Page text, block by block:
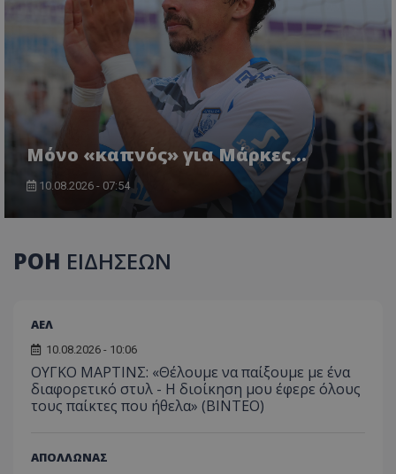
Μόνο «καπνός» για Μάρκες…
10.08.2026 - 07:54
ΡΟΗ ΕΙΔΗΣΕΩΝ
ΑΕΛ
10.08.2026 - 10:06
ΟΥΓΚΟ ΜΑΡΤΙΝΣ: «Θέλουμε να παίξουμε με ένα
διαφορετικό στυλ - Η διοίκηση μου έφερε όλους
τους παίκτες που ήθελα» (ΒΙΝΤΕΟ)
ΑΠΟΛΛΩΝΑΣ